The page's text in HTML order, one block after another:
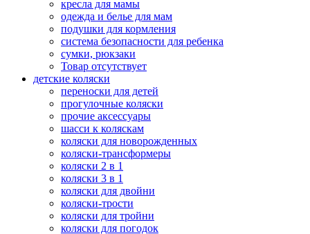
кресла для мамы
одежда и белье для мам
подушки для кормления
система безопасности для ребенка
сумки, рюкзаки
Товар отсутствует
детские коляски
переноски для детей
прогулочные коляски
прочие аксессуары
шасси к коляскам
коляски для новорожденных
коляски-трансформеры
коляски 2 в 1
коляски 3 в 1
коляски для двойни
коляски-трости
коляски для тройни
коляски для погодок